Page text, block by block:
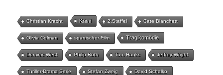
Christian Kracht Krimi 2.Staffel Cate Blanchett
Olivia Colman spanischer Film Tragikomödie
Dominic West Philip Roth Tom Hanks Jeffrey Wright
Thriller-Drama Serie Stefan Zweig David Schalko